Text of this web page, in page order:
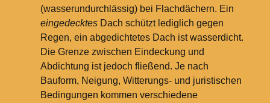
(wasserundurchlässig) bei Flachdächern. Ein
eingedecktesDach schützt lediglich gegen
Regen, ein abgedichtetes Dach ist wasserdicht.
Die Grenze zwischen Eindeckung und
Abdichtung ist jedoch fließend. Je nach
Bauform, Neigung, Witterungs- und juristischen
Bedingungen kommen verschiedene